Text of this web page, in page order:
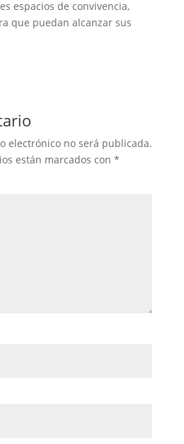
espacios de convivencia,
que puedan alcanzar sus
electrónico no será publicada.
están marcados con *